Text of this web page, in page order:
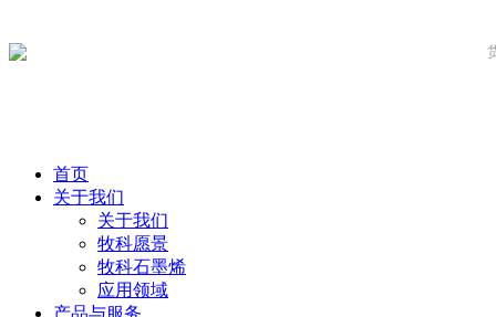
首页
关于我们
关于我们
牧科愿景
牧科石墨烯
应用领域
产品与服务